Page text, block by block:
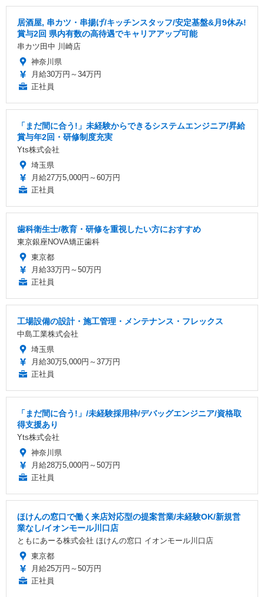
居酒屋, 串カツ・串揚げ/キッチンスタッフ/安定基盤&月9休み!
賞与2回 県内有数の高待遇でキャリアアップ可能
串カツ田中 川崎店
神奈川県
月給30万円～34万円
正社員
「まだ間に合う!」未経験からできるシステムエンジニア/昇給
賞与年2回・研修制度充実
Yts株式会社
埼玉県
月給27万5,000円～60万円
正社員
歯科衛生士/教育・研修を重視したい方におすすめ
東京銀座NOVA矯正歯科
東京都
月給33万円～50万円
正社員
工場設備の設計・施工管理・メンテナンス・フレックス
中島工業株式会社
埼玉県
月給30万5,000円～37万円
正社員
「まだ間に合う!」/未経験採用枠/デバッグエンジニア/資格取
得支援あり
Yts株式会社
神奈川県
月給28万5,000円～50万円
正社員
ほけんの窓口で働く来店対応型の提案営業/未経験OK/新規営
業なし/イオンモール川口店
ともにあーる株式会社 ほけんの窓口 イオンモール川口店
東京都
月給25万円～50万円
正社員